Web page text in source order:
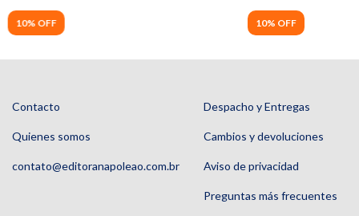
10% OFF 10% OFF
Contacto
Quienes somos
contato@editoranapoleao.com.br
Despacho y Entregas
Cambios y devoluciones
Aviso de privacidad
Preguntas más frecuentes